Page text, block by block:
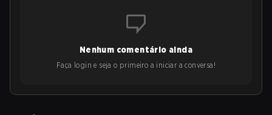
Nenhum comentário ainda
Faça login e seja o primeiro a iniciar a conversa!